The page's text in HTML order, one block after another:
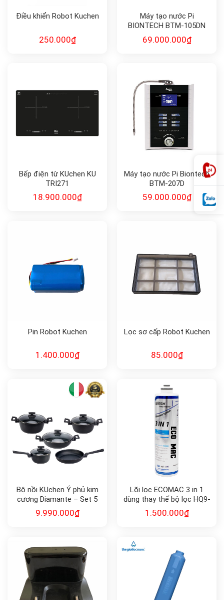
Điều khiển Robot Kuchen
250.000₫
Máy tạo nước Pi
BIONTECH BTM-105DN
69.000.000₫
Bếp điện từ KUchen KU
TRI271
18.900.000₫
Máy tạo nước Pi Biontech
BTM-207D
59.000.000₫
Pin Robot Kuchen
1.400.000₫
Lọc sơ cấp Robot Kuchen
85.000₫
Bộ nồi KUchen Ý phủ kim
cương Diamante – Set 5
món
9.990.000₫
Lõi lọc ECOMAC 3 in 1
dùng thay thế bộ lọc HQ9-
1E:ECOMAC
1.500.000₫